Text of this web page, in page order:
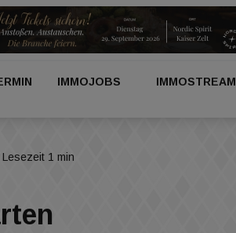
IMMOJOBS IMMOSTREAM
Lesezeit 1 min